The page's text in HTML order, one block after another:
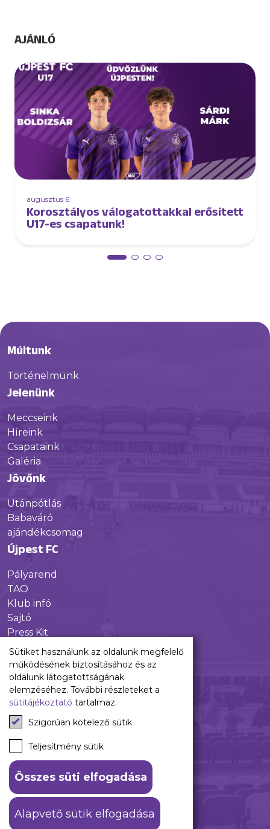
AJÁNLÓ
augusztus 6.
Korosztályos válogatottakkal erősített
U17-es csapatunk!
Múltunk
Történelmünk
Jelenünk
Meccseink
Híreink
Csapataink
Galéria
Jövőnk
Utánpótlás
Babaváró
ajándékcsomag
Újpest FC
Pályarend
TAO
Klub infó
Sajtó
Press Kit
Újpest FC Shop
Digitális felületeink
Facebook
Instagram
Tiktok
Youtube
Spotify
ÁSZF
Adatkezelési tájékoztató
© 2026 Újpest FC. #hajrálilák
Sütiket használunk az oldalunk megfelelő
működésének biztosításához és az
oldalunk látogatottságának
elemzéséhez. További részleteket a
sütitájékoztató tartalmaz.
Szigorúan kötelező sütik
Teljesítmény sütik
Összes süti elfogadása
Alapvető sütik elfogadása